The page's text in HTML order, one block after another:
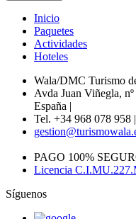
Inicio
Paquetes
Actividades
Hoteles
Wala/DMC Turismo
Avda Juan Viñegla,
España |
Tel. +34 968 078 958 |
PAGO 100%
Licencia
Síguenos